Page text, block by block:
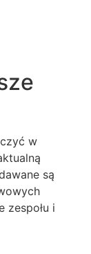
w
są
zespołu i